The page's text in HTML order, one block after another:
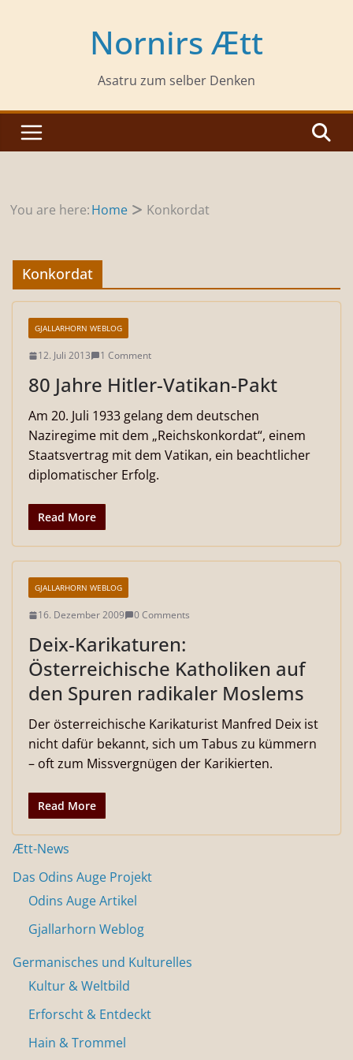
Nornirs Ætt
Asatru zum selber Denken
You are here:Home Konkordat
Konkordat
GJALLARHORN WEBLOG
12. Juli 2013 1 Comment
80 Jahre Hitler-Vatikan-Pakt
Am 20. Juli 1933 gelang dem deutschen
Naziregime mit dem „Reichskonkordat“, einem
Staatsvertrag mit dem Vatikan, ein beachtlicher
diplomatischer Erfolg.
Read More
GJALLARHORN WEBLOG
16. Dezember 2009 0 Comments
Deix-Karikaturen:
Österreichische Katholiken auf
den Spuren radikaler Moslems
Der österreichische Karikaturist Manfred Deix ist
nicht dafür bekannt, sich um Tabus zu kümmern
– oft zum Missvergnügen der Karikierten.
Read More
Ætt-News
Das Odins Auge Projekt
Odins Auge Artikel
Gjallarhorn Weblog
Germanisches und Kulturelles
Kultur & Weltbild
Erforscht & Entdeckt
Hain & Trommel